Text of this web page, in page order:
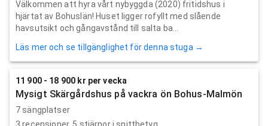
Välkommen att hyra vårt nybyggda (2020) fritidshus i
hjärtat av Bohuslän! Huset ligger rofyllt med slående
havsutsikt och gångavstånd till salta ba...
Läs mer och se tillgänglighet för denna stuga →
11 900 - 18 900 kr per vecka
Mysigt Skärgårdshus på vackra ön Bohus-Malmön
7 sängplatser
3 recensioner, 5 stjärnor i snittbetyg